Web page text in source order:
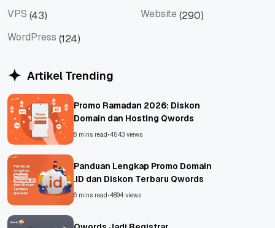
VPS (43) Website (290)
WordPress (124)
Artikel Trending
Promo Ramadan 2026: Diskon
Domain dan Hosting Qwords
6 mins read•4543 views
Panduan Lengkap Promo Domain
.ID dan Diskon Terbaru Qwords
6 mins read•4894 views